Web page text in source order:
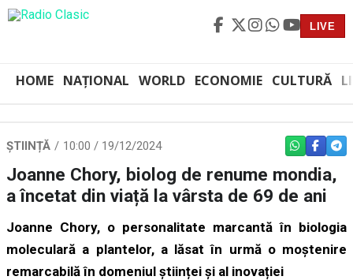
LIVE
HOME NAȚIONAL WORLD ECONOMIE CULTURĂ
ȘTIINȚĂ 10:00 / 19/12/2024 WHATSAPP
Joanne Chory, biolog de renume mondia,
a încetat din viață la vârsta de 69 de ani
Joanne Chory, o personalitate marcantă în biologia
moleculară a plantelor, a lăsat în urmă o moștenire
remarcabilă în domeniul științei și al inovației